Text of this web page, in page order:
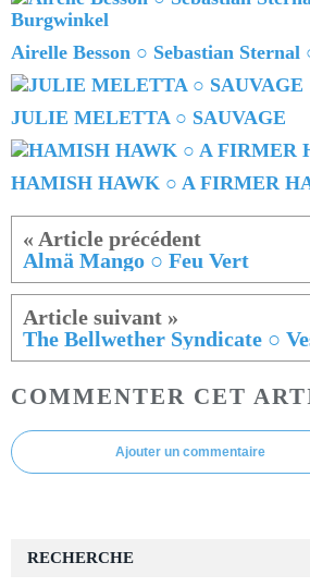
Airelle Besson ○ Sebastian
JULIE MELETTA ○ SAUVAGE
HAMISH HAWK ○ A FIRMER
Almä Mango ○ Feu Vert
The Bellwether Syndicate ○
COMMENTER CET
Ajouter un commentaire
RECHERCHE